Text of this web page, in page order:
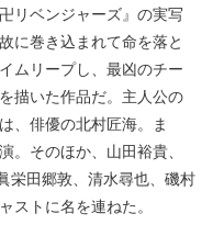
リベンジャーズ』の実写
に巻き込まれて命を落と
ムリープし、最凶のチー
描いた作品だ。主人公の
、俳優の北村匠海。ま
。そのほか、山田裕貴、
栄田郷敦、清水尋也、磯村
ストに名を連ねた。